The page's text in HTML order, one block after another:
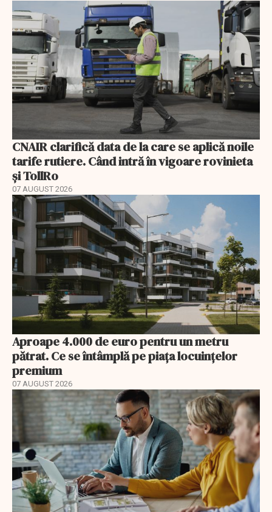
CNAIR clarifică data de la care se aplică noile
tarife rutiere. Când intră în vigoare rovinieta
și TollRo
07 AUGUST 2026
Aproape 4.000 de euro pentru un metru
pătrat. Ce se întâmplă pe piața locuințelor
premium
07 AUGUST 2026